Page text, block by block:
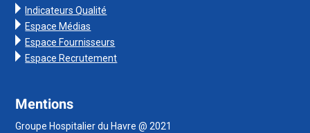
Indicateurs Qualité
Espace Médias
Espace Fournisseurs
Espace Recrutement
Mentions
Groupe Hospitalier du Havre @ 2021